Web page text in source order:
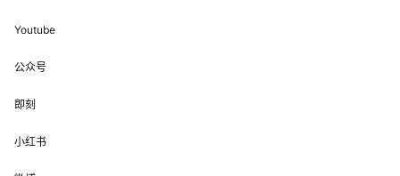
Youtube
公众号
即刻
小红书